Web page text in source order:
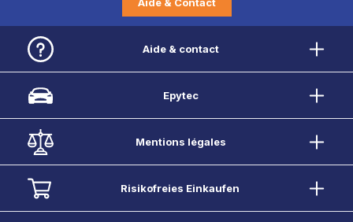
Aide & contact
Epytec
Mentions légales
Risikofreies Einkaufen